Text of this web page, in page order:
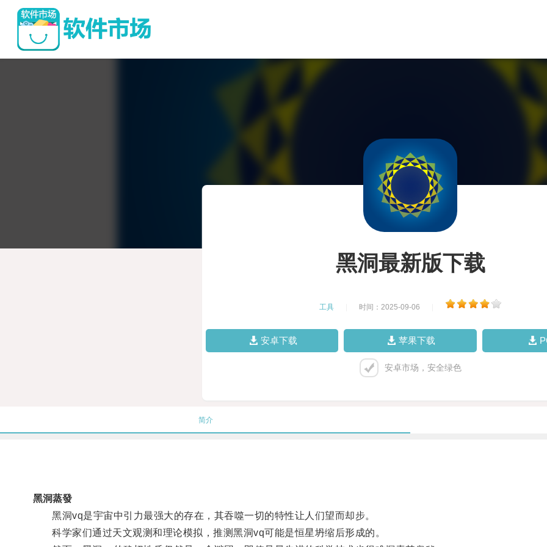
黑洞最新版下载
工具 时间：2025-09-06
安卓下载 苹果下载
安卓市场，安全绿色
简介
黑洞蒸發
黑洞vq是宇宙中引力最强大的存在，其吞噬一切的特性让人们望而却步。
科学家们通过天文观测和理论模拟，推测黑洞vq可能是恒星坍缩后形成的。